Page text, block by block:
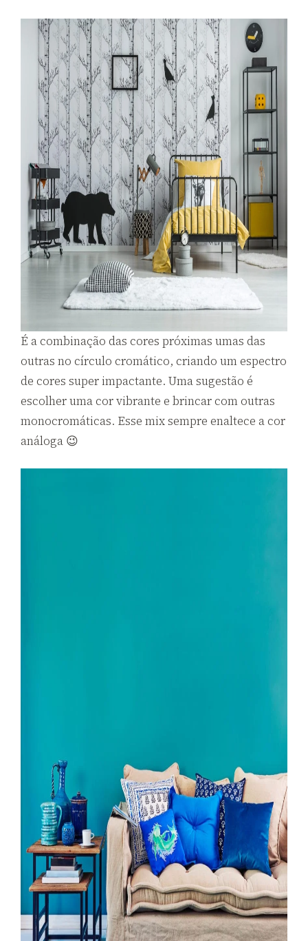
É a combinação das cores próximas umas das
outras no círculo cromático, criando um espectro
de cores super impactante. Uma sugestão é
escolher uma cor vibrante e brincar com outras
monocromáticas. Esse mix sempre enaltece a cor
análoga 😉